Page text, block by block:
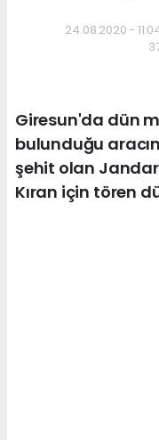
24.08.2020 -
Giresun'da dün
bulunduğu
şehit olan
Kıran için tören